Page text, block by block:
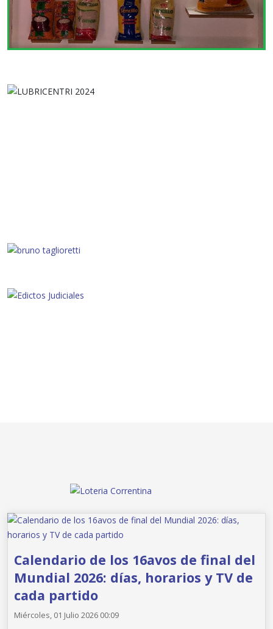
Calendario de los 16avos de final del
Mundial 2026: días, horarios y TV de
cada partido
Miércoles, 01 Julio 2026 00:09